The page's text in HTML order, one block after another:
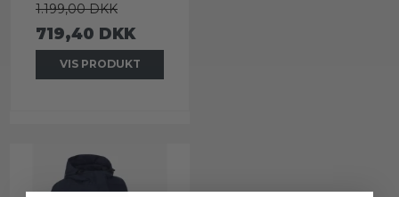
1.199,00 DKK
719,40 DKK
VIS PRODUKT